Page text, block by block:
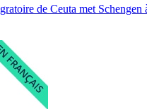
de Ceuta met Schengen